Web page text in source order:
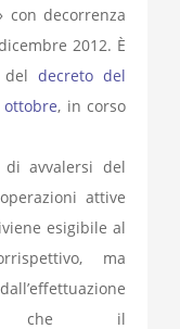
con decorrenza
2012. È
decreto del
ottobre, in corso
avvalersi del
attive
esigibile al
ma
che il